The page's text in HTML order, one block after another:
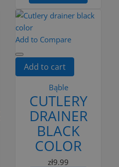
Add to Compare
Add to cart
Bąble
CUTLERY
DRAINER
BLACK
COLOR
zł9.99